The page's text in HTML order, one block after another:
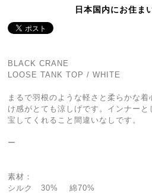
日本国内にお住ま
BLACK CRANE
LOOSE TANK TOP / WHITE
まるで羽根のような軽さと柔らかな
け感がとても涼しげです。インナー
宝してくれること間違いなしです。
ー
素材：
シルク 30% 綿70%